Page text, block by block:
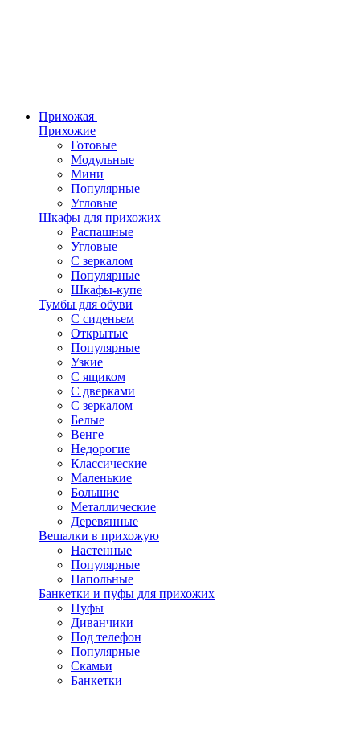
Прихожая
Прихожие
Готовые
Модульные
Мини
Популярные
Угловые
Шкафы для прихожих
Распашные
Угловые
С зеркалом
Популярные
Шкафы-купе
Тумбы для обуви
С сиденьем
Открытые
Популярные
Узкие
С ящиком
С дверками
С зеркалом
Белые
Венге
Недорогие
Классические
Маленькие
Большие
Металлические
Деревянные
Вешалки в прихожую
Настенные
Популярные
Напольные
Банкетки и пуфы для прихожих
Пуфы
Диванчики
Под телефон
Популярные
Скамьи
Банкетки